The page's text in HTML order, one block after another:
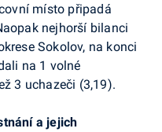
místo připadá
nejhorší bilanci
Sokolov, na konci
na 1 volné
3 uchazeči (3,19).
a jejich